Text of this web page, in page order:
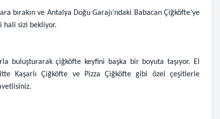
bırakın ve Antalya Doğu Garajı’ndaki Babacan Çiğköfte’ye
hali sizi bekliyor.
buluşturarak çiğköfte keyfini başka bir boyuta taşıyor. El
Kaşarlı Çiğköfte ve Pizza Çiğköfte gibi özel çeşitlerle